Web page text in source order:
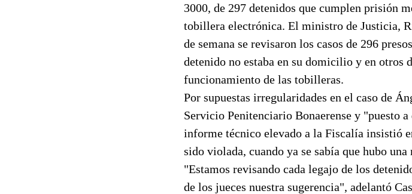
3000, de 297 detenidos que cumplen prisión
tobillera electrónica. El ministro de Justicia,
de semana se revisaron los casos de 296
detenido no estaba en su domicilio y en otros
funcionamiento de las tobilleras.
Por supuestas irregularidades en el caso de
Servicio Penitenciario Bonaerense y "puesto
informe técnico elevado a la Fiscalía insistió
sido violada, cuando ya se sabía que hubo
"Estamos revisando cada legajo de los
de los jueces nuestra sugerencia", adelantó